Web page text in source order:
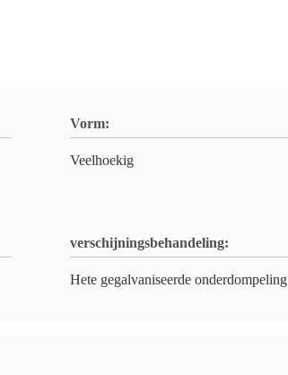
Vorm:
Veelhoekig
verschijningsbehandeling:
Hete gegalvaniseerde onderdompeling